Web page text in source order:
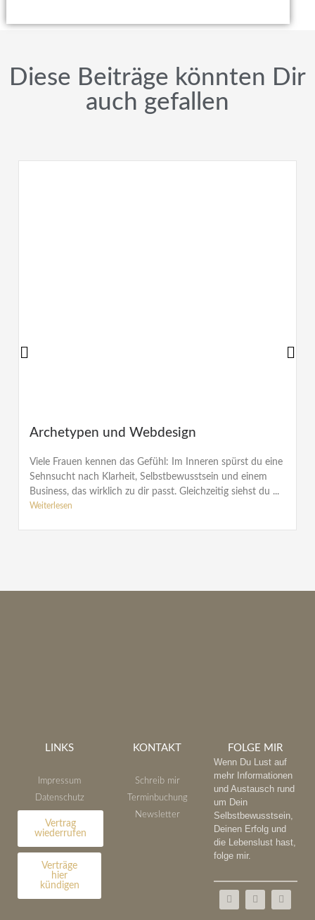
Diese Beiträge könnten Dir
auch gefallen
Archetypen und Webdesign
Viele Frauen kennen das Gefühl: Im Inneren spürst du eine
Sehnsucht nach Klarheit, Selbstbewusstsein und einem
Business, das wirklich zu dir passt. Gleichzeitig siehst du ...
Weiterlesen
LINKS
Impressum
Datenschutz
Vertrag
wiederrufen
Verträge
hier
kündigen
KONTAKT
Schreib mir
Terminbuchung
Newsletter
FOLGE MIR
Wenn Du Lust auf
mehr Informationen
und Austausch rund
um Dein
Selbstbewusstsein,
Deinen Erfolg und
die Lebenslust hast,
folge mir.